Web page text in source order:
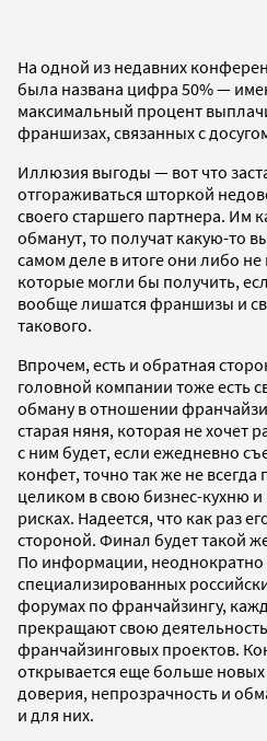
На одной из недавних
была названа цифра 50% —
максимальный процент
франшизах, связанных с
Иллюзия выгоды — вот что
отгораживаться шторкой
своего старшего партнера. Им
обманут, то получат какую-то
самом деле в итоге они либо
которые могли бы получить,
вообще лишатся франшизы и
такового.
Впрочем, есть и обратная
головной компании тоже есть
обману в отношении
старая няня, которая не хочет
с ним будет, если ежедневно
конфет, точно так же не
целиком в свою бизнес-кухню
рисках. Надеется, что как раз
стороной. Финал будет такой
По информации, неоднократно
специализированных
форумах по франчайзингу,
прекращают свою
франчайзинговых проектов.
открывается еще больше
доверия, непрозрачность и
и для них.